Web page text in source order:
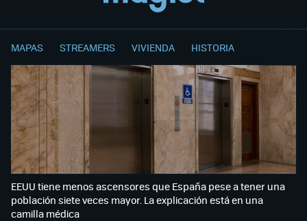
MAPAS STREAMERS VIVIENDA HISTORIA
EEUU tiene menos ascensores que España pese a tener una
población siete veces mayor. La explicación está en una
camilla médica